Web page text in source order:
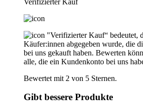
"Verifizierter Kauf“ bedeutet,
Käufer:innen abgegeben wurde, die
bei uns gekauft haben. Bewerten
alle, die ein Kundenkonto bei uns
Bewertet mit 2 von 5 Sternen.
Gibt bessere Produkte